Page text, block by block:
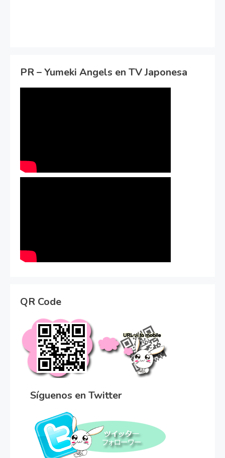
PR – Yumeki Angels en TV Japonesa
QR Code
Síguenos en Twitter